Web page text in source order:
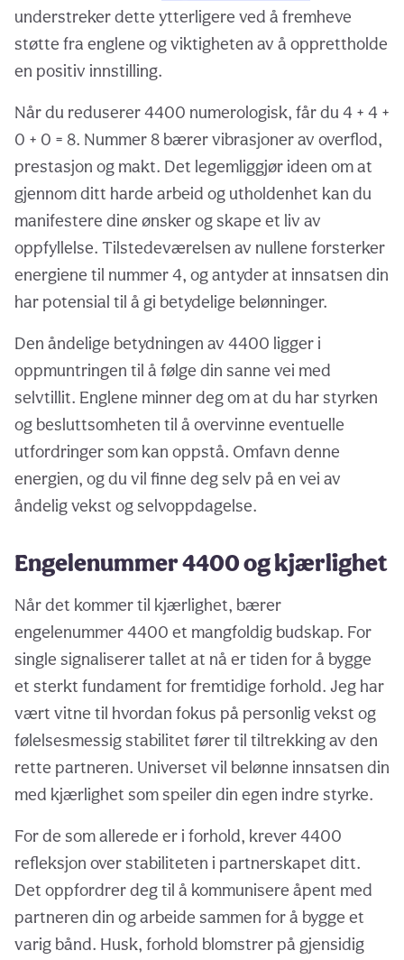
understreker dette ytterligere ved å fremheve
støtte fra englene og viktigheten av å opprettholde
en positiv innstilling.
Når du reduserer 4400 numerologisk, får du 4 + 4 +
0 + 0 = 8. Nummer 8 bærer vibrasjoner av overflod,
prestasjon og makt. Det legemliggjør ideen om at
gjennom ditt harde arbeid og utholdenhet kan du
manifestere dine ønsker og skape et liv av
oppfyllelse. Tilstedeværelsen av nullene forsterker
energiene til nummer 4, og antyder at innsatsen din
har potensial til å gi betydelige belønninger.
Den åndelige betydningen av 4400 ligger i
oppmuntringen til å følge din sanne vei med
selvtillit. Englene minner deg om at du har styrken
og besluttsomheten til å overvinne eventuelle
utfordringer som kan oppstå. Omfavn denne
energien, og du vil finne deg selv på en vei av
åndelig vekst og selvoppdagelse.
Engelenummer 4400 og kjærlighet
Når det kommer til kjærlighet, bærer
engelenummer 4400 et mangfoldig budskap. For
single signaliserer tallet at nå er tiden for å bygge
et sterkt fundament for fremtidige forhold. Jeg har
vært vitne til hvordan fokus på personlig vekst og
følelsesmessig stabilitet fører til tiltrekking av den
rette partneren. Universet vil belønne innsatsen din
med kjærlighet som speiler din egen indre styrke.
For de som allerede er i forhold, krever 4400
refleksjon over stabiliteten i partnerskapet ditt.
Det oppfordrer deg til å kommunisere åpent med
partneren din og arbeide sammen for å bygge et
varig bånd. Husk, forhold blomstrer på gjensidig